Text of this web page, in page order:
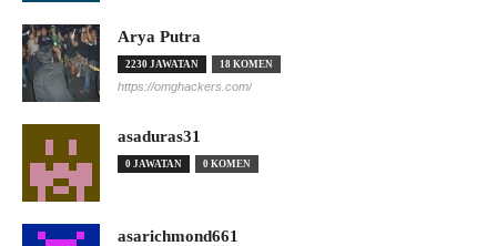
Arya Putra
2230 JAWATAN 18 KOMEN
https://omghackers.com/
asaduras31
0 JAWATAN 0 KOMEN
asarichmond661